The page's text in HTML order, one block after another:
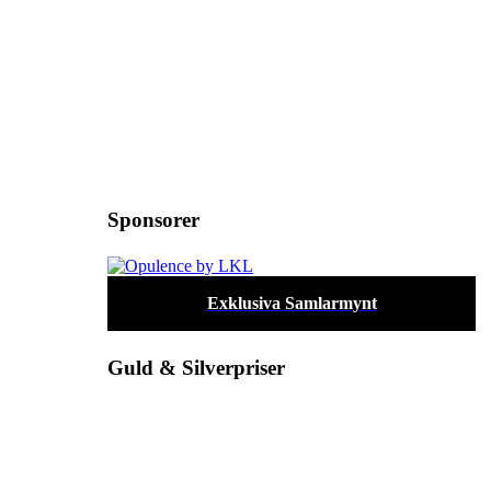
Sponsorer
Exklusiva Samlarmynt
Guld & Silverpriser